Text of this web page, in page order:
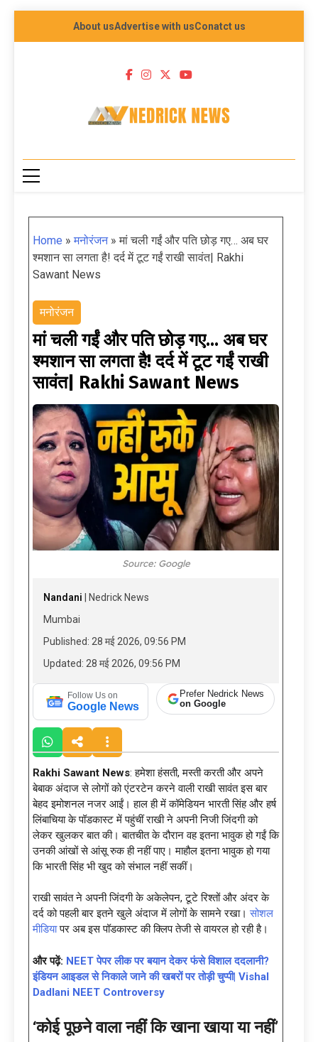
About usAdvertise with usConatct us
NEDRICK NEWS
Home »मनोरंजन»मां चली गईं और पति छोड़ गए… अब घर
श्मशान सा लगता है! दर्द में टूट गईं राखी सावंत| Rakhi
Sawant News
मनोरंजन
मां चली गईं और पति छोड़ गए… अब घर
श्मशान सा लगता है! दर्द में टूट गईं राखी
सावंत| Rakhi Sawant News
Source: Google
Nandani | Nedrick News
Mumbai
Published: 28 मई 2026, 09:56 PM
Updated: 28 मई 2026, 09:56 PM
Follow Us on
Google News
Prefer Nedrick News
on Google
Rakhi Sawant News: हमेशा हंसती, मस्ती करती और अपने
बेबाक अंदाज से लोगों को एंटरटेन करने वाली राखी सावंत इस बार
बेहद इमोशनल नजर आईं। हाल ही में कॉमेडियन भारती सिंह और हर्ष
लिंबाचिया के पॉडकास्ट में पहुंचीं राखी ने अपनी निजी जिंदगी को
लेकर खुलकर बात की। बातचीत के दौरान वह इतना भावुक हो गईं कि
उनकी आंखों से आंसू रुक ही नहीं पाए। माहौल इतना भावुक हो गया
कि भारती सिंह भी खुद को संभाल नहीं सकीं।
राखी सावंत ने अपनी जिंदगी के अकेलेपन, टूटे रिश्तों और अंदर के
दर्द को पहली बार इतने खुले अंदाज में लोगों के सामने रखा।सोशल
मीडियापर अब इस पॉडकास्ट की क्लिप तेजी से वायरल हो रही है।
और पढ़ें: NEET पेपर लीक पर बयान देकर फंसे विशाल ददलानी?
इंडियन आइडल से निकाले जाने की खबरों पर तोड़ी चुप्पी| Vishal
Dadlani NEET Controversy
‘कोई पूछने वाला नहीं कि खाना खाया या नहीं’